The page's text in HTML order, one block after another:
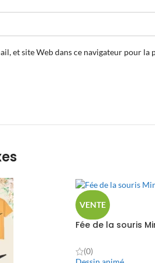
et site Web dans ce navigateur pour la
VENTE
Fée de la souris
(0)